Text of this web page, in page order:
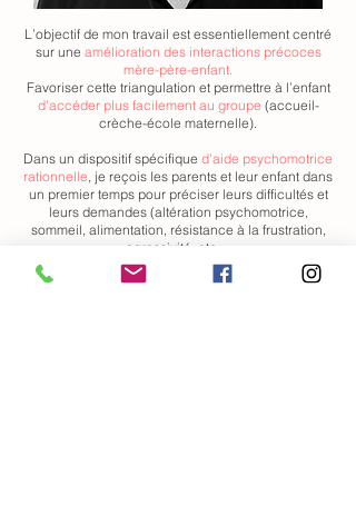
L’objectif de mon travail est essentiellement centré
sur une amélioration des interactions précoces
mère-père-enfant.
Favoriser cette triangulation et permettre à l’enfant
d’accéder plus facilement au groupe (accueil-
crèche-école maternelle).
Dans un dispositif spécifique d'aide psychomotrice
rationnelle, je reçois les parents et leur enfant dans
un premier temps pour préciser leurs difficultés et
leurs demandes (altération psychomotrice,
sommeil, alimentation, résistance à la frustration,
agressivité, etc…
Ensuite d’autres séances pourront être proposées